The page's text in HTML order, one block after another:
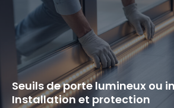
Seuils de porte lumineux ou
Installation et protection